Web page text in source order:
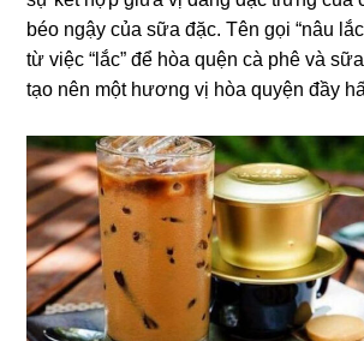
béo ngậy của sữa đặc. Tên gọi “nâu
từ việc “lắc” để hòa quện cà phê và
tạo nên một hương vị hòa quyện đầy